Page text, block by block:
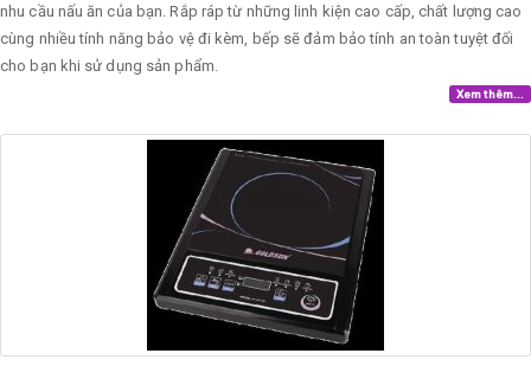
nhu cầu nấu ăn của bạn. Rắp ráp từ những linh kiện cao cấp, chất lượng cao
cùng nhiều tính năng bảo vệ đi kèm, bếp sẽ đảm bảo tính an toàn tuyệt đối
cho bạn khi sử dụng sản phẩm.
Xem thêm...